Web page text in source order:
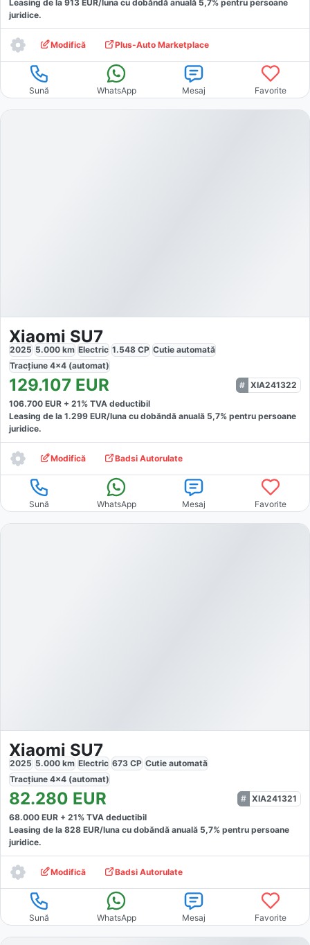
Leasing de la 913 EUR/luna cu dobăndă anuală 5,7% pentru persoane
juridice.
Modifică Plus-Auto Marketplace
Sună WhatsApp Mesaj Favorite
Xiaomi SU7
2025 5.000 km Electric 1.548 CP Cutie automată
Tracțiune 4x4 (automat)
129.107 EUR
XIA241322
106.700 EUR + 21% TVA deductibil
Leasing de la 1.299 EUR/luna cu dobăndă anuală 5,7% pentru persoane
juridice.
Modifică Badsi Autorulate
Sună WhatsApp Mesaj Favorite
Xiaomi SU7
2025 5.000 km Electric 673 CP Cutie automată
Tracțiune 4x4 (automat)
82.280 EUR
XIA241321
68.000 EUR + 21% TVA deductibil
Leasing de la 828 EUR/luna cu dobăndă anuală 5,7% pentru persoane
juridice.
Modifică Badsi Autorulate
Sună WhatsApp Mesaj Favorite